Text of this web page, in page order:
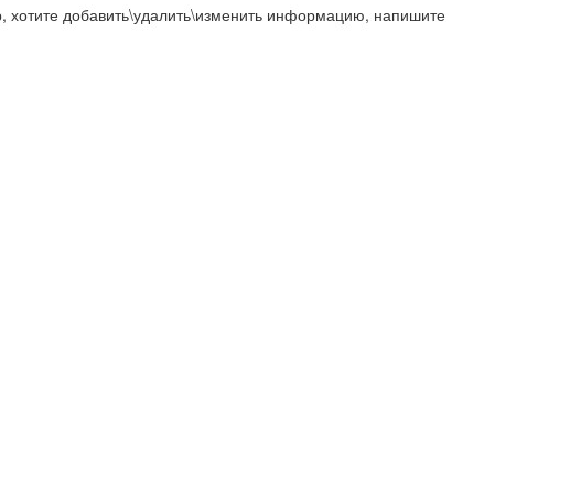
добавить\удалить\изменить информацию, напишите